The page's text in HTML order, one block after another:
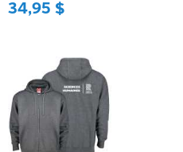
34,95 $